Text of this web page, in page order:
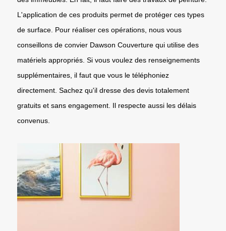
L'application de ces produits permet de protéger ces types
de surface. Pour réaliser ces opérations, nous vous
conseillons de convier Dawson Couverture qui utilise des
matériels appropriés. Si vous voulez des renseignements
supplémentaires, il faut que vous le téléphoniez
directement. Sachez qu'il dresse des devis totalement
gratuits et sans engagement. Il respecte aussi les délais
convenus.